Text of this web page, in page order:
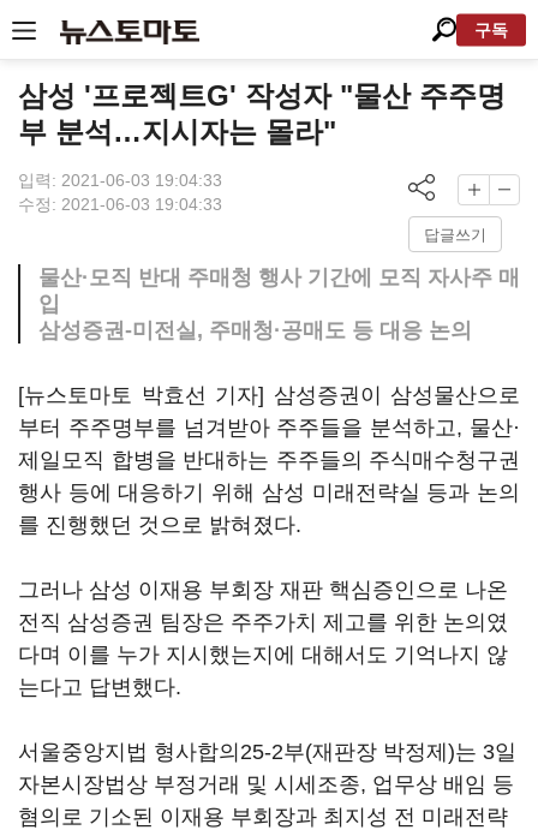
구독
삼성 '프로젝트G' 작성자 "물산 주주명
부 분석…지시자는 몰라"
입력: 2021-06-03 19:04:33
수정: 2021-06-03 19:04:33
답글쓰기
물산·모직 반대 주매청 행사 기간에 모직 자사주 매
입
삼성증권-미전실, 주매청·공매도 등 대응 논의
[뉴스토마토 박효선 기자] 삼성증권이 삼성물산으로
부터 주주명부를 넘겨받아 주주들을 분석하고, 물산·
제일모직 합병을 반대하는 주주들의 주식매수청구권
행사 등에 대응하기 위해 삼성 미래전략실 등과 논의
를 진행했던 것으로 밝혀졌다.
그러나 삼성 이재용 부회장 재판 핵심증인으로 나온
전직 삼성증권 팀장은 주주가치 제고를 위한 논의였
다며 이를 누가 지시했는지에 대해서도 기억나지 않
는다고 답변했다.
서울중앙지법 형사합의25-2부(재판장 박정제)는 3일
자본시장법상 부정거래 및 시세조종, 업무상 배임 등
혐의로 기소된 이재용 부회장과 최지성 전 미래전략